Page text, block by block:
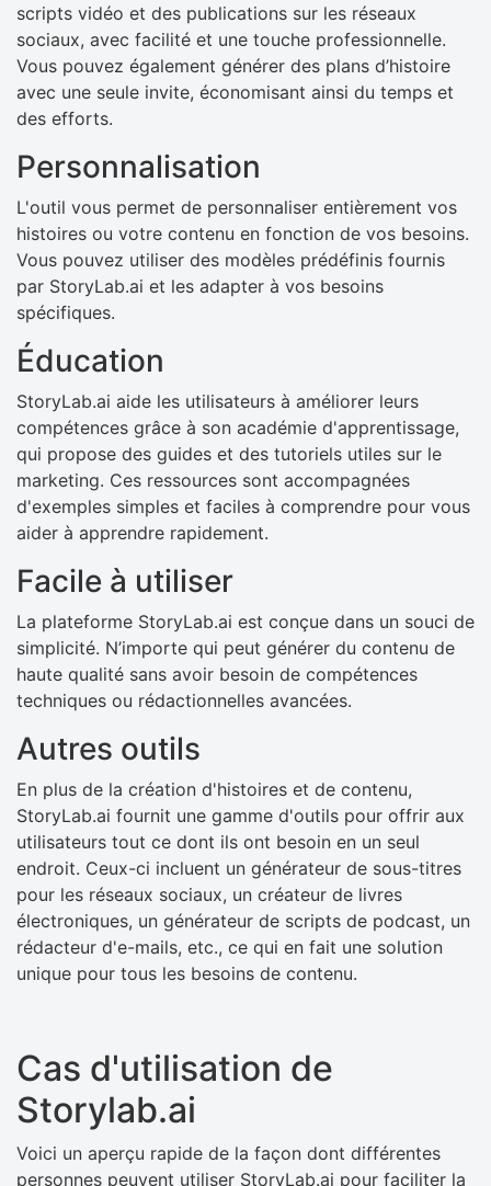
scripts vidéo et des publications sur les réseaux
sociaux, avec facilité et une touche professionnelle.
Vous pouvez également générer des plans d’histoire
avec une seule invite, économisant ainsi du temps et
des efforts.
Personnalisation
L'outil vous permet de personnaliser entièrement vos
histoires ou votre contenu en fonction de vos besoins.
Vous pouvez utiliser des modèles prédéfinis fournis
par StoryLab.ai et les adapter à vos besoins
spécifiques.
Éducation
StoryLab.ai aide les utilisateurs à améliorer leurs
compétences grâce à son académie d'apprentissage,
qui propose des guides et des tutoriels utiles sur le
marketing. Ces ressources sont accompagnées
d'exemples simples et faciles à comprendre pour vous
aider à apprendre rapidement.
Facile à utiliser
La plateforme StoryLab.ai est conçue dans un souci de
simplicité. N’importe qui peut générer du contenu de
haute qualité sans avoir besoin de compétences
techniques ou rédactionnelles avancées.
Autres outils
En plus de la création d'histoires et de contenu,
StoryLab.ai fournit une gamme d'outils pour offrir aux
utilisateurs tout ce dont ils ont besoin en un seul
endroit. Ceux-ci incluent un générateur de sous-titres
pour les réseaux sociaux, un créateur de livres
électroniques, un générateur de scripts de podcast, un
rédacteur d'e-mails, etc., ce qui en fait une solution
unique pour tous les besoins de contenu.
Cas d'utilisation de
Storylab.ai
Voici un aperçu rapide de la façon dont différentes
personnes peuvent utiliser StoryLab.ai pour faciliter la